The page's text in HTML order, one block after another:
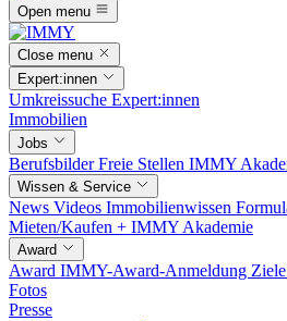
Open menu
Close menu
Expert:innen
Umkreissuche Expert:innen
Immobilien
Jobs
BerufsbilderFreie Stellen IMMY
Wissen & Service
News Videos Immobilienwissen
Mieten/Kaufen + IMMY Akademie
Award
Award IMMY-Award-Anmeldung Ziele
Fotos
Presse